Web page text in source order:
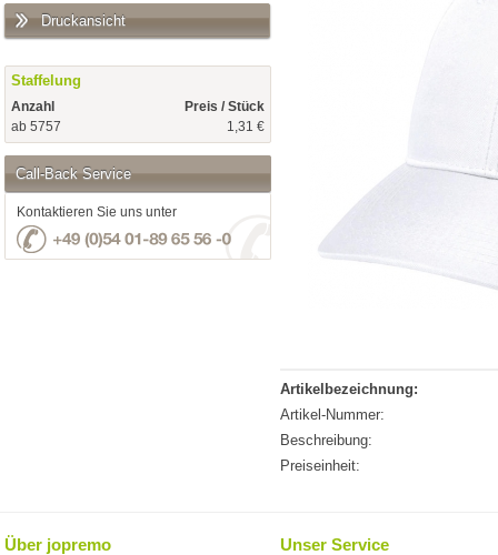
Druckansicht
Staffelung
Anzahl
Preis / Stück
ab 5757
1,31 €
Call-Back Service
Kontaktieren Sie uns unter
Artikelbezeichnung:
Artikel-Nummer:
Beschreibung:
Preiseinheit:
Über jopremo Unser Service